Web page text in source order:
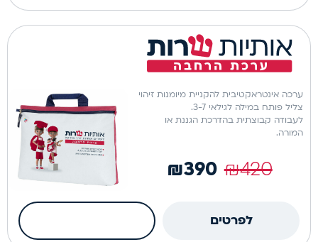
אותיות
שרות
למתקדמים
ערכה אינטראקטיבית להקניית מיומנות זיהוי
צליל פותח במילה לגילאי 3-7.
לעבודה קבוצתית בהדרכת הגננת או
המורה.
₪420
₪390
לפרטים
כמות
של